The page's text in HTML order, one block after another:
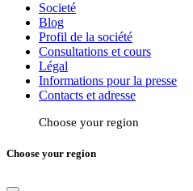
Societé
Blog
Profil de la société
Consultations et cours
Légal
Informations pour la presse
Contacts et adresse
Choose your region
Choose your region